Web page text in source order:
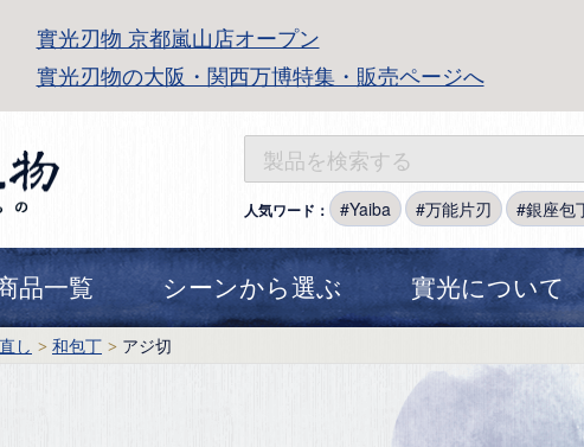
實光刃物 京都嵐山店オープン
實光刃物の大阪・関西万博特集・販売ページへ
人気ワード： Yaiba 万能片刃 銀座包
品一覧 シーンから選ぶ 實光について
し 和包丁 アジ切